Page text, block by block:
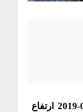
سجلت تداولات اليورو 26-04-2019 ارتفاع